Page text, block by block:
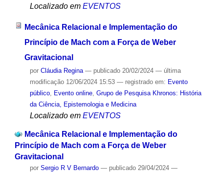
Localizado em EVENTOS
Mecânica Relacional e Implementação do
Princípio de Mach com a Força de Weber
Gravitacional
por Cláudia Regina — publicado20/02/2024 — última
modificação12/06/2024 15:53 — registrado em: Evento
público, Evento online, Grupo de Pesquisa Khronos: História
da Ciência, Epistemologia e Medicina
Localizado em EVENTOS
Mecânica Relacional e Implementação do
Princípio de Mach com a Força de Weber
Gravitacional
por Sergio R V Bernardo — publicado29/04/2024 —